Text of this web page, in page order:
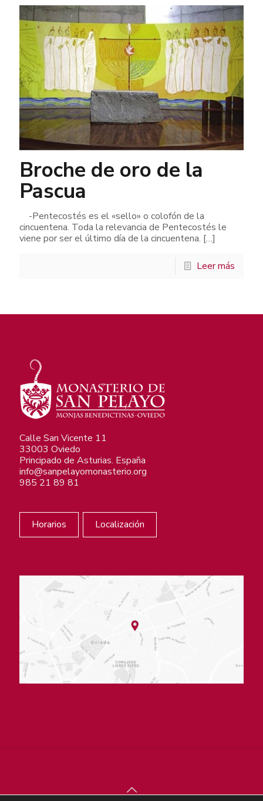
Broche de oro de la
Pascua
-Pentecostés es el «sello» o colofón de la
cincuentena. Toda la relevancia de Pentecostés le
viene por ser el último día de la cincuentena. […]
Leer más
Calle San Vicente 11
33003 Oviedo
Principado de Asturias. España
info@sanpelayomonasterio.org
985 21 89 81
Horarios Localización